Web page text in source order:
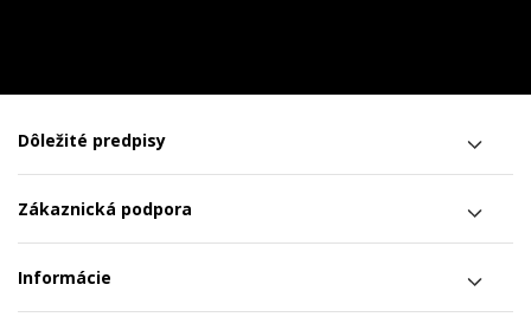
Dôležité predpisy
Zákaznická podpora
Informácie